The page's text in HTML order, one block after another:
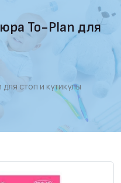
To-Plan для
стоп и кутикулы